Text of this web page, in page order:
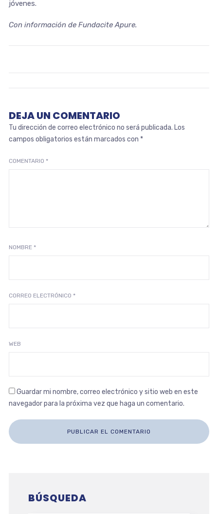
jóvenes.
Con información de Fundacite Apure.
DEJA UN COMENTARIO
Tu dirección de correo electrónico no será publicada. Los
campos obligatorios están marcados con *
COMENTARIO *
NOMBRE *
CORREO ELECTRÓNICO *
WEB
Guardar mi nombre, correo electrónico y sitio web en este
navegador para la próxima vez que haga un comentario.
BÚSQUEDA